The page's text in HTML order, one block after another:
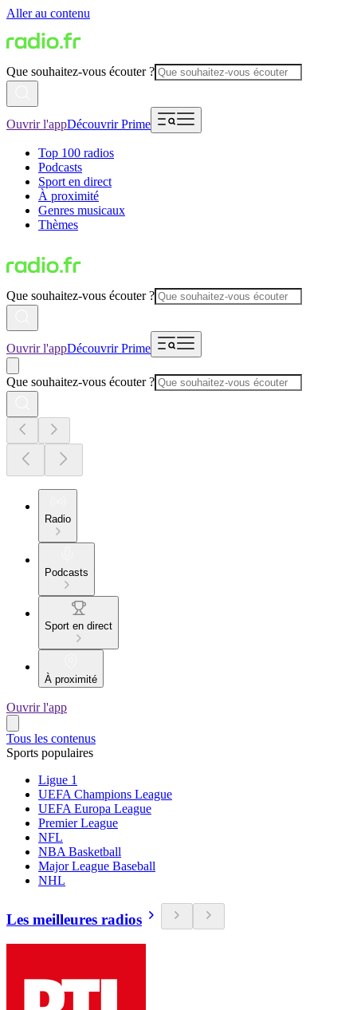
Aller au contenu
Que souhaitez-vous écouter ?
Ouvrir l'appDécouvrir Prime
Top 100 radios
Podcasts
Sport en direct
À proximité
Genres musicaux
Thèmes
Que souhaitez-vous écouter ?
Ouvrir l'appDécouvrir Prime
Que souhaitez-vous écouter ?
Radio
Podcasts
Sport en direct
À proximité
Ouvrir l'app
Tous les contenus
Sports populaires
Ligue 1
UEFA Champions League
UEFA Europa League
Premier League
NFL
NBA Basketball
Major League Baseball
NHL
Les meilleures radios